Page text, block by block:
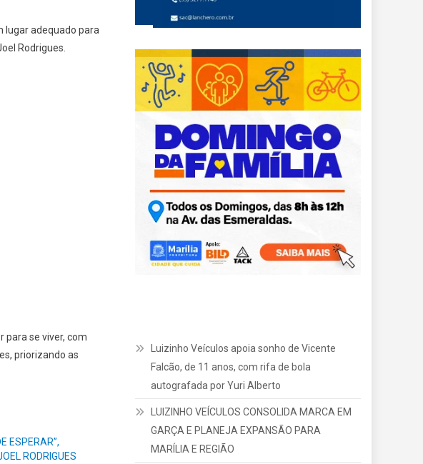
lugar adequado para
Rodrigues.
para se viver, com
priorizando as
ESPERAR”,
RODRIGUES
Luizinho Veículos apoia sonho de Vicente
Falcão, de 11 anos, com rifa de bola
autografada por Yuri Alberto
LUIZINHO VEÍCULOS CONSOLIDA MARCA EM
GARÇA E PLANEJA EXPANSÃO PARA
MARÍLIA E REGIÃO